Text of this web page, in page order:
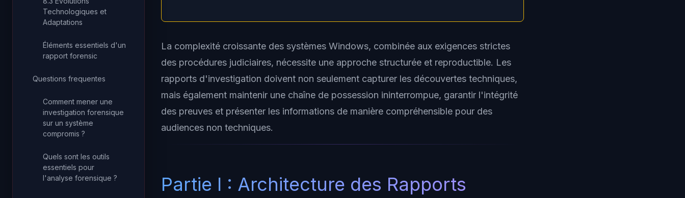
Technologiques et
Adaptations
Éléments essentiels d'un
rapport forensic
Questions frequentes
Comment mener une
investigation forensique
sur un système
compromis ?
Quels sont les outils
essentiels pour
l'analyse forensique ?
La complexité croissante des systèmes Windows, combinée aux exigences strictes
des procédures judiciaires, nécessite une approche structurée et reproductible. Les
rapports d'investigation doivent non seulement capturer les découvertes techniques,
mais également maintenir une chaîne de possession ininterrompue, garantir l'intégrité
des preuves et présenter les informations de manière compréhensible pour des
audiences non techniques.
Partie I : Architecture des Rapports